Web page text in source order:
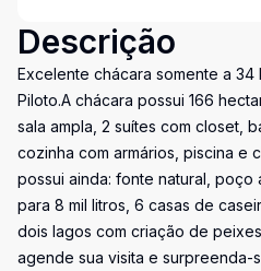
Descrição
Excelente chácara somente a
Piloto.A chácara possui 166
sala ampla, 2 suítes com closet,
cozinha com armários, piscina e
possui ainda: fonte natural,
para 8 mil litros, 6 casas de
dois lagos com criação de
agende sua visita e surpreenda-